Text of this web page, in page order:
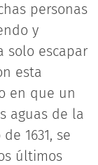
personas
y
solo escapar
esta
en que un
aguas de la
1631, se
últimos